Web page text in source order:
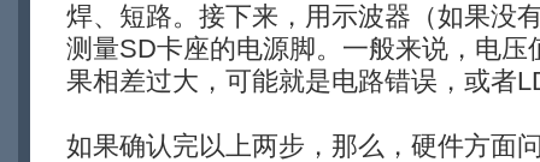
焊、短路。接下来，用示波器（如果没
测量SD卡座的电源脚。一般来说，电压
果相差过大，可能就是电路错误，或者
如果确认完以上两步，那么，硬件方面